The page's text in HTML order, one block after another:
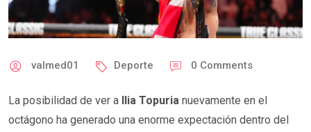
valmed01 Deporte 0 Comments
La posibilidad de ver a Ilia Topuria nuevamente en el
octágono ha generado una enorme expectación dentro del